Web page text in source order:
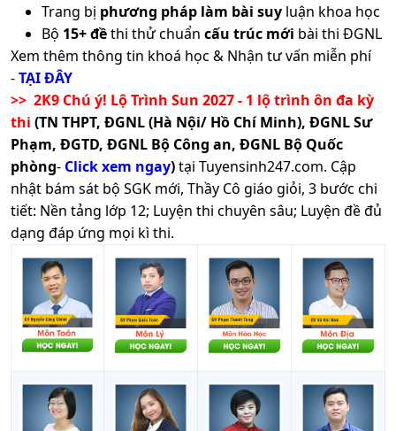
Trang bị phương pháp làm bài suy luận khoa học
Bộ 15+ đềthi thử chuẩn cấu trúc mới bài thi ĐGNL
Xem thêm thông tin khoá học & Nhận tư vấn miễn phí
-TẠI ĐÂY
>> 2K9 Chú ý! Lộ Trình Sun 2027 - 1 lộ trình ôn đa kỳ
thi (TN THPT, ĐGNL (Hà Nội/ Hồ Chí Minh), ĐGNL Sư
Phạm, ĐGTD, ĐGNL Bộ Công an, ĐGNL Bộ Quốc
phòng- Click xem ngay)tại Tuyensinh247.com. Cập
nhật bám sát bộ SGK mới, Thầy Cô giáo giỏi, 3 bước chi
tiết: Nền tảng lớp 12; Luyện thi chuyên sâu; Luyện đề đủ
dạng đáp ứng mọi kì thi.